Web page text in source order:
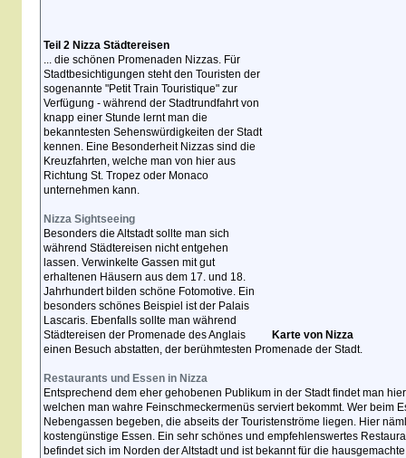
Teil 2 Nizza Städtereisen
Karte von Nizza
... die schönen Promenaden Nizzas. Für
Stadtbesichtigungen steht den Touristen der
sogenannte "Petit Train Touristique" zur
Verfügung - während der Stadtrundfahrt von
knapp einer Stunde lernt man die
bekanntesten Sehenswürdigkeiten der Stadt
kennen. Eine Besonderheit Nizzas sind die
Kreuzfahrten, welche man von hier aus
Richtung St. Tropez oder Monaco
unternehmen kann.
Nizza Sightseeing
Besonders die Altstadt sollte man sich
während Städtereisen nicht entgehen
lassen. Verwinkelte Gassen mit gut
erhaltenen Häusern aus dem 17. und 18.
Jahrhundert bilden schöne Fotomotive. Ein
besonders schönes Beispiel ist der Palais
Lascaris. Ebenfalls sollte man während
Städtereisen der Promenade des Anglais
einen Besuch abstatten, der berühmtesten Promenade der Stadt.
Restaurants und Essen in Nizza
Entsprechend dem eher gehobenen Publikum in der Stadt findet man
welchen man wahre Feinschmeckermenüs serviert bekommt. Wer beim
Nebengassen begeben, die abseits der Touristenströme liegen. Hier
kostengünstige Essen. Ein sehr schönes und empfehlenswertes
befindet sich im Norden der Altstadt und ist bekannt für die